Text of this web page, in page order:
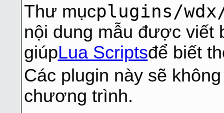
Thư mụcplugins/
nội dung mẫu được viết
giúpLua Scriptsđể biết
Các plugin này sẽ
chương trình.